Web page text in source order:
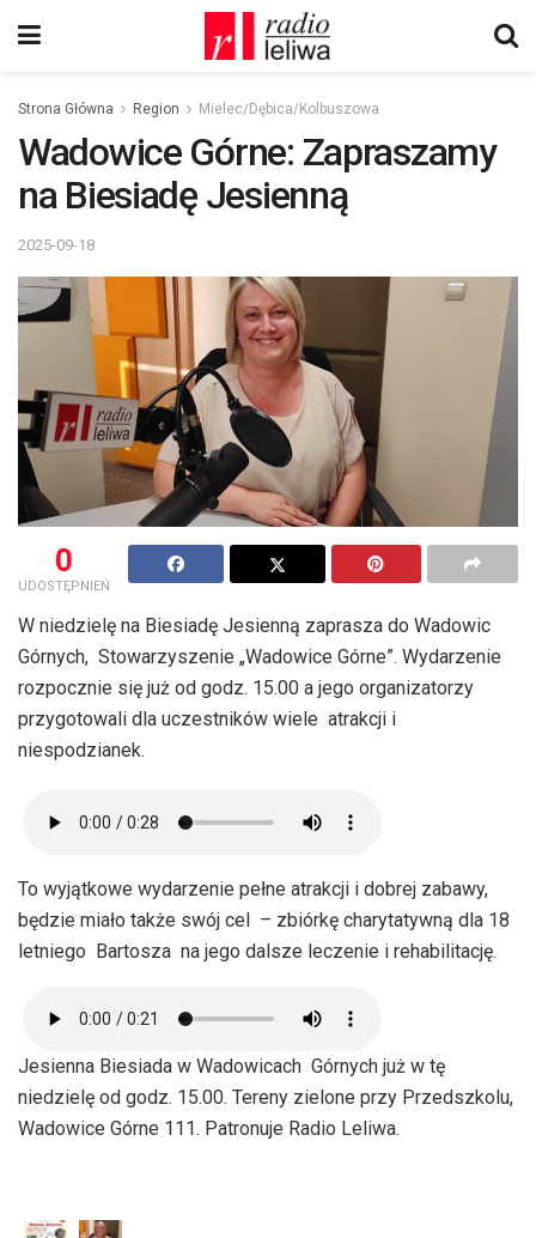
Strona Główna Region Mielec/Dębica/Kolbuszowa
Wadowice Górne: Zapraszamy
na Biesiadę Jesienną
2025-09-18
0
UDOSTĘPNIEŃ
W niedzielę na Biesiadę Jesienną zaprasza do Wadowic
Górnych, Stowarzyszenie „Wadowice Górne”. Wydarzenie
rozpocznie się już od godz. 15.00 a jego organizatorzy
przygotowali dla uczestników wiele atrakcji i
niespodzianek.
To wyjątkowe wydarzenie pełne atrakcji i dobrej zabawy,
będzie miało także swój cel – zbiórkę charytatywną dla 18
letniego Bartosza na jego dalsze leczenie i rehabilitację.
Jesienna Biesiada w Wadowicach Górnych już w tę
niedzielę od godz. 15.00. Tereny zielone przy Przedszkolu,
Wadowice Górne 111. Patronuje Radio Leliwa.